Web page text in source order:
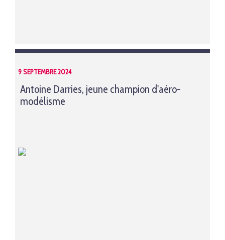
9 SEPTEMBRE 2024
Antoine Darries, jeune champion d'aéro-
modélisme